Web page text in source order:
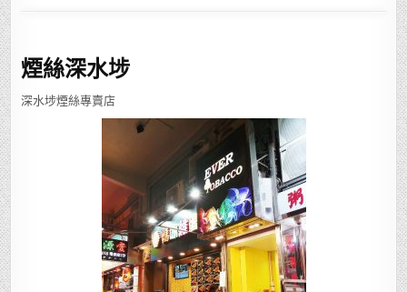
煙絲深水埗
深水埗煙絲專賣店